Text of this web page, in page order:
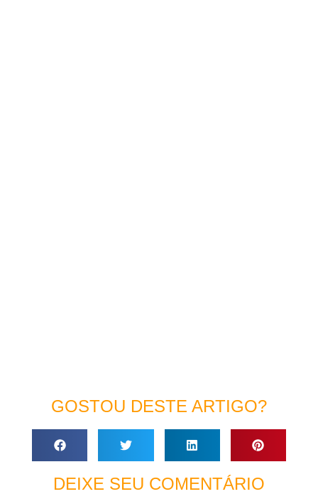
GOSTOU DESTE ARTIGO?
DEIXE SEU COMENTÁRIO